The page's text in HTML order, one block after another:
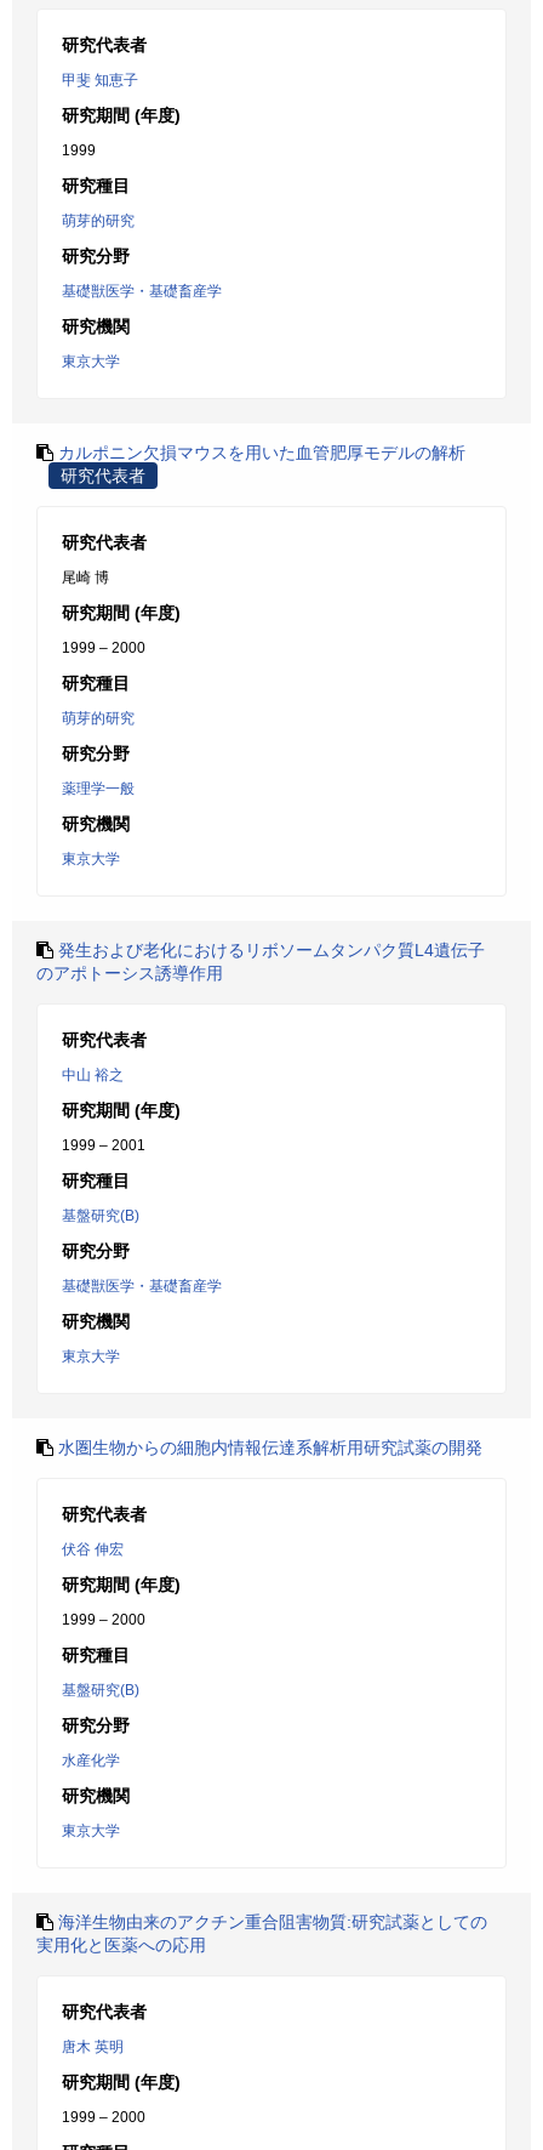
研究代表者
甲斐 知恵子
研究期間 (年度)
1999
研究種目
萌芽的研究
研究分野
基礎獣医学・基礎畜産学
研究機関
東京大学
カルポニン欠損マウスを用いた血管肥厚モデルの解析
研究代表者
研究代表者
尾崎 博
研究期間 (年度)
1999 – 2000
研究種目
萌芽的研究
研究分野
薬理学一般
研究機関
東京大学
発生および老化におけるリボソームタンパク質L4遺伝子
のアポトーシス誘導作用
研究代表者
中山 裕之
研究期間 (年度)
1999 – 2001
研究種目
基盤研究(B)
研究分野
基礎獣医学・基礎畜産学
研究機関
東京大学
水圏生物からの細胞内情報伝達系解析用研究試薬の開発
研究代表者
伏谷 伸宏
研究期間 (年度)
1999 – 2000
研究種目
基盤研究(B)
研究分野
水産化学
研究機関
東京大学
海洋生物由来のアクチン重合阻害物質:研究試薬としての
実用化と医薬への応用
研究代表者
唐木 英明
研究期間 (年度)
1999 – 2000